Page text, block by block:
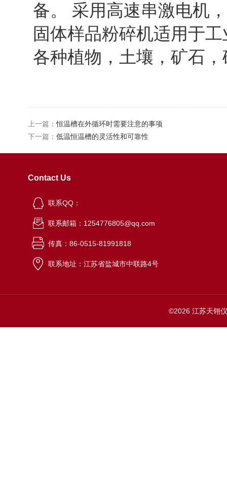
备。 采用高速串激电机
固体样品粉碎机适用于
各种植物，土壤，矿石
上一篇：恒温槽在外循环时需要注意的事项
下一篇： 低温恒温槽的灵活性和可靠性
Contact Us
联系QQ：
联系邮箱：1254776805@qq.com
传真：86-0515-81991818
联系地址：江苏省盐城市中联路4号
©2026 江苏天翎